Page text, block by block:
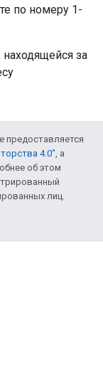
по номеру 1-
за
предоставляется
4.0", а
об этом
лиц.